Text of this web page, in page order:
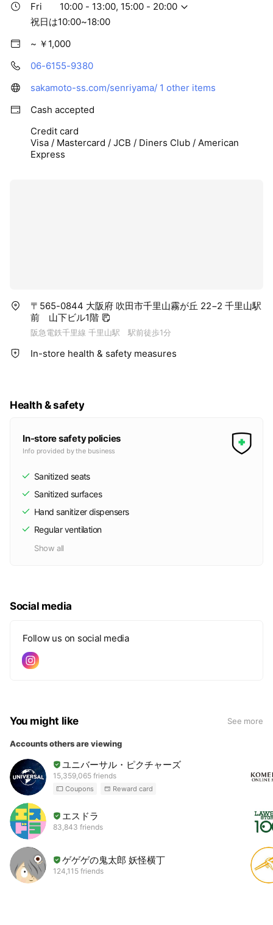
Fri
10:00 - 13:00, 15:00 - 20:00
祝日は10:00~18:00
~ ￥1,000
06-6155-9380
sakamoto-ss.com/senriyama/ 1 other items
Cash accepted
Credit card
Visa / Mastercard / JCB / Diners Club / American
Express
〒565-0844 大阪府 吹田市千里山霧が丘 22−2 千里山駅
前 山下ビル1階
阪急電鉄千里線 千里山駅 駅前徒歩1分
In-store health & safety measures
Health & safety
In-store safety policies
Info provided by the business
Sanitized seats
Sanitized surfaces
Hand sanitizer dispensers
Regular ventilation
Show all
Social media
Follow us on social media
You might like See more
Accounts others are viewing
ユニバーサル・ピクチャーズ
15,359,065 friends
Coupons Reward card
エスドラ
83,843 friends
ゲゲゲの鬼太郎 妖怪横丁
124,115 friends